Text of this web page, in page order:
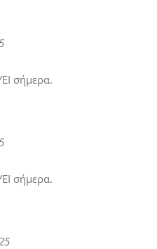
σήμερα.
σήμερα.